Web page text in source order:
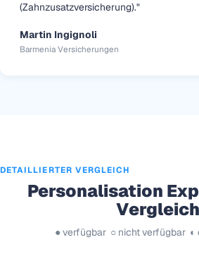
(Zahnzusatzversicherung)."
Martin Ingignoli
Barmenia Versicherungen
DETAILLIERTER VERGLEICH
Personalisation
Vergleich
● verfügbar ○ nicht verfügbar ◐